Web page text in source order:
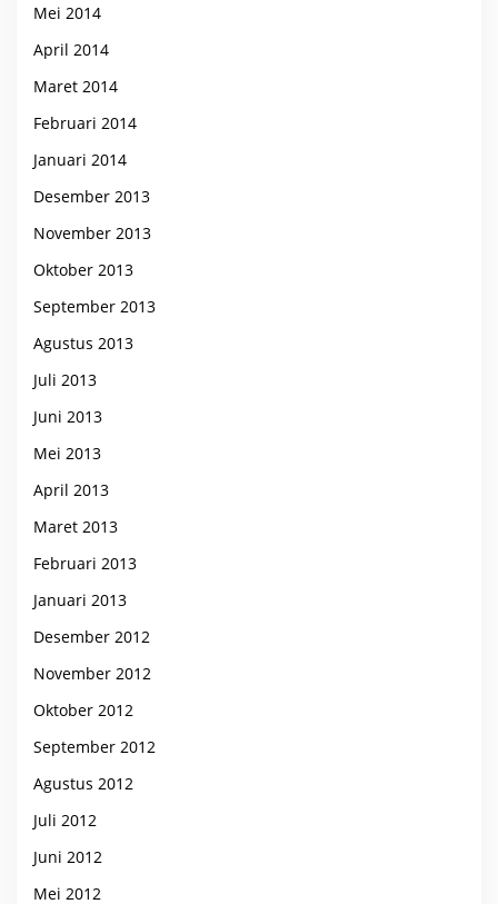
Mei 2014
April 2014
Maret 2014
Februari 2014
Januari 2014
Desember 2013
November 2013
Oktober 2013
September 2013
Agustus 2013
Juli 2013
Juni 2013
Mei 2013
April 2013
Maret 2013
Februari 2013
Januari 2013
Desember 2012
November 2012
Oktober 2012
September 2012
Agustus 2012
Juli 2012
Juni 2012
Mei 2012